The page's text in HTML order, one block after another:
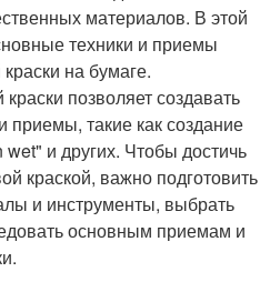
материалов. В этой
техники и приемы
на бумаге.
позволяет создавать
такие как создание
и других. Чтобы достичь
краской, важно подготовить
и инструменты, выбрать
основным приемам и